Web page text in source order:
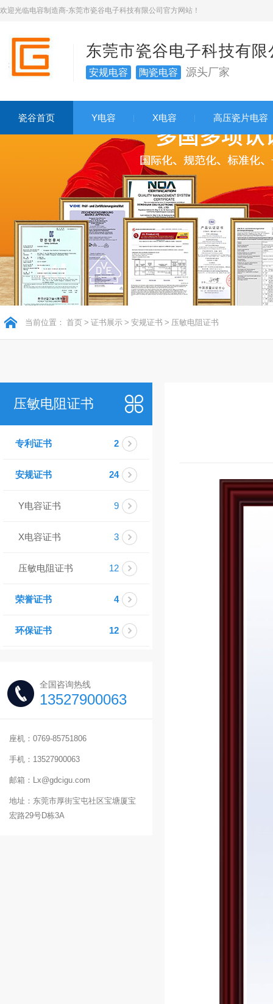
欢迎光临电容制造商-东莞市瓷谷电子科技有限公司官方网站！
东莞市瓷谷电子科技有限
安规电容 陶瓷电容 源头厂家
瓷谷首页 Y电容 X电容 高压瓷片电容
当前位置： 首页 > 证书展示 > 安规证书 > 压敏电阻证书
压敏电阻证书
专利证书 2
安规证书 24
Y电容证书 9
X电容证书 3
压敏电阻证书 12
荣誉证书 4
环保证书 12
全国咨询热线
13527900063
座机：0769-85751806
手机：13527900063
邮箱：Lx@gdcigu.com
地址：东莞市厚街宝屯社区宝塘厦宝
宏路29号D栋3A